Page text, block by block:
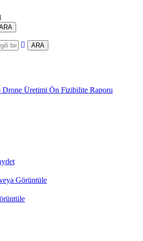
ARA
Üretimi Ön Fizibilite Raporu
Görüntüle